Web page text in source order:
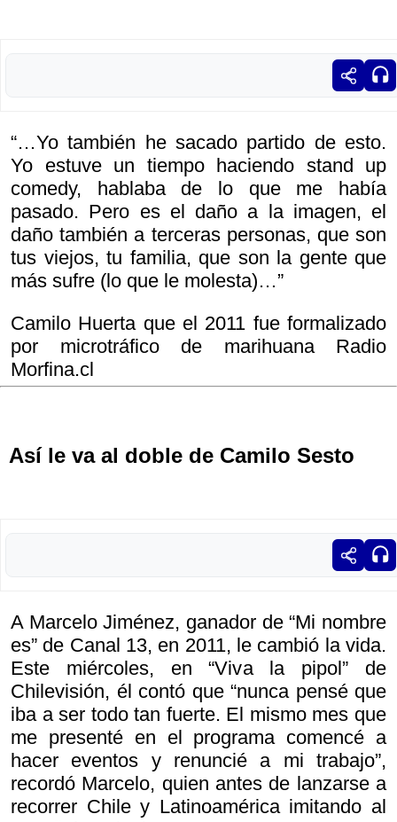
“…Yo también he sacado partido de esto.
Yo estuve un tiempo haciendo stand up
comedy, hablaba de lo que me había
pasado. Pero es el daño a la imagen, el
daño también a terceras personas, que son
tus viejos, tu familia, que son la gente que
más sufre (lo que le molesta)…”
Camilo Huerta que el 2011 fue formalizado
por microtráfico de marihuana Radio
Morfina.cl
Así le va al doble de Camilo Sesto
A Marcelo Jiménez, ganador de “Mi nombre
es” de Canal 13, en 2011, le cambió la vida.
Este miércoles, en “Viva la pipol” de
Chilevisión, él contó que “nunca pensé que
iba a ser todo tan fuerte. El mismo mes que
me presenté en el programa comencé a
hacer eventos y renuncié a mi trabajo”,
recordó Marcelo, quien antes de lanzarse a
recorrer Chile y Latinoamérica imitando al